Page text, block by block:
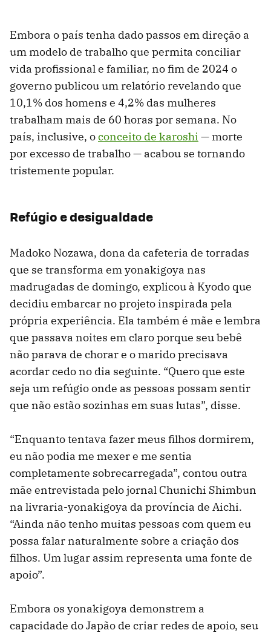
Embora o país tenha dado passos em direção a
um modelo de trabalho que permita conciliar
vida profissional e familiar, no fim de 2024 o
governo publicou um relatório revelando que
10,1% dos homens e 4,2% das mulheres
trabalham mais de 60 horas por semana. No
país, inclusive, oconceito de karoshi — morte
por excesso de trabalho — acabou se tornando
tristemente popular.
Refúgio e desigualdade
Madoko Nozawa, dona da cafeteria de torradas
que se transforma em yonakigoya nas
madrugadas de domingo, explicou à Kyodo que
decidiu embarcar no projeto inspirada pela
própria experiência. Ela também é mãe e lembra
que passava noites em claro porque seu bebê
não parava de chorar e o marido precisava
acordar cedo no dia seguinte. “Quero que este
seja um refúgio onde as pessoas possam sentir
que não estão sozinhas em suas lutas”, disse.
“Enquanto tentava fazer meus filhos dormirem,
eu não podia me mexer e me sentia
completamente sobrecarregada”, contou outra
mãe entrevistada pelo jornal Chunichi Shimbun
na livraria-yonakigoya da província de Aichi.
“Ainda não tenho muitas pessoas com quem eu
possa falar naturalmente sobre a criação dos
filhos. Um lugar assim representa uma fonte de
apoio”.
Embora os yonakigoya demonstrem a
capacidade do Japão de criar redes de apoio, seu